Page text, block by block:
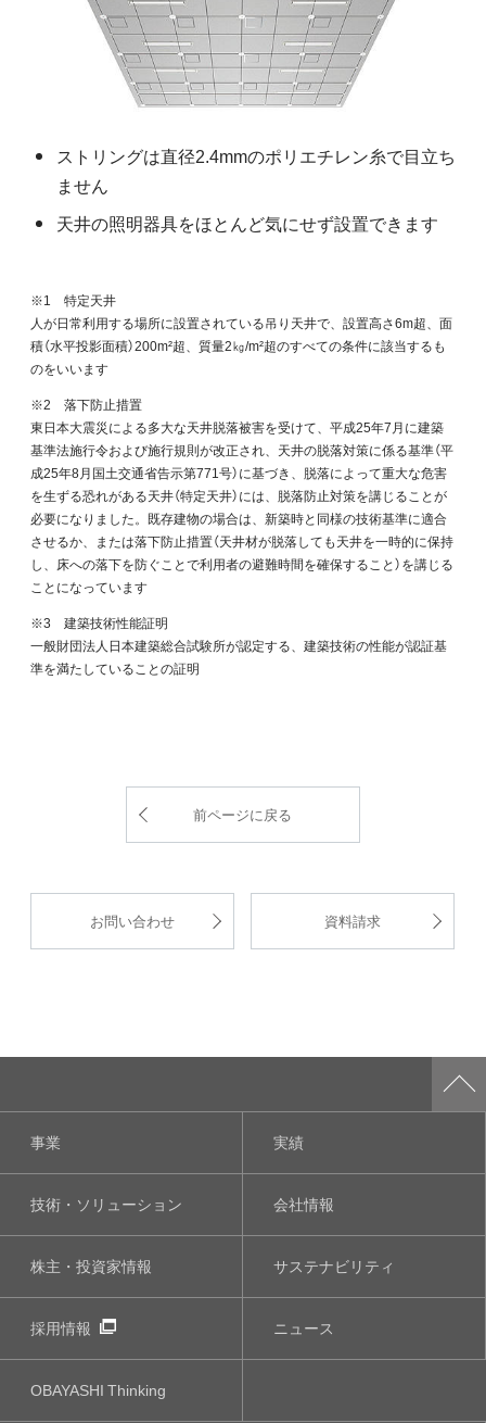
ストリングは直径2.4mmのポリエチレン糸で目立ち
ません
天井の照明器具をほとんど気にせず設置できます
※1 特定天井
人が日常利用する場所に設置されている吊り天井で、設置高さ6m超、面
積（水平投影面積）200m²超、質量2㎏/m²超のすべての条件に該当するも
のをいいます
※2 落下防止措置
東日本大震災による多大な天井脱落被害を受けて、平成25年7月に建築
基準法施行令および施行規則が改正され、天井の脱落対策に係る基準（平
成25年8月国土交通省告示第771号）に基づき、脱落によって重大な危害
を生ずる恐れがある天井（特定天井）には、脱落防止対策を講じることが
必要になりました。既存建物の場合は、新築時と同様の技術基準に適合
させるか、または落下防止措置（天井材が脱落しても天井を一時的に保持
し、床への落下を防ぐことで利用者の避難時間を確保すること）を講じる
ことになっています
※3 建築技術性能証明
一般財団法人日本建築総合試験所が認定する、建築技術の性能が認証基
準を満たしていることの証明
前ページに戻る
お問い合わせ 資料請求
事業 実績
技術・ソリューション 会社情報
株主・投資家情報 サステナビリティ
採用情報 ニュース
OBAYASHIThinking